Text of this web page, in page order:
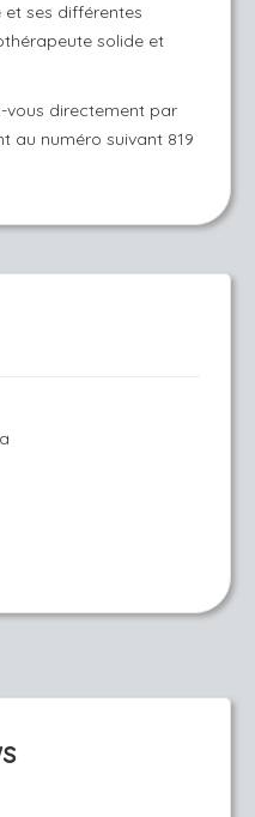
et ses différentes
solide et
vous directement par
au numéro suivant 819